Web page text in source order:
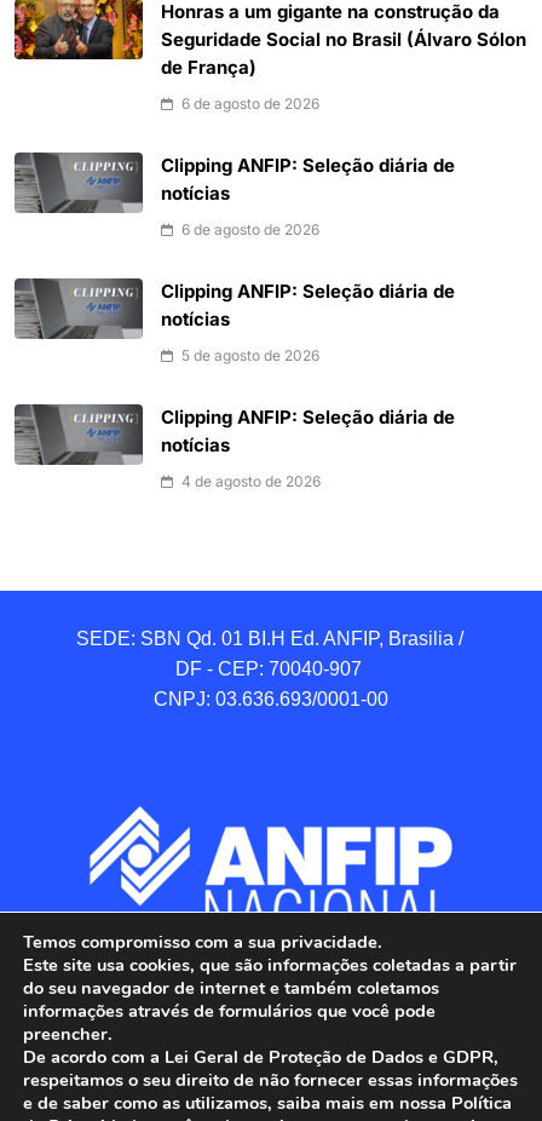
Honras a um gigante na construção da
Seguridade Social no Brasil (Álvaro Sólon
de França)
6 de agosto de 2026
Clipping ANFIP: Seleção diária de
notícias
6 de agosto de 2026
Clipping ANFIP: Seleção diária de
notícias
5 de agosto de 2026
Clipping ANFIP: Seleção diária de
notícias
4 de agosto de 2026
SEDE: SBN Qd. 01 BI.H Ed. ANFIP, Brasilia /
DF - CEP: 70040-907
CNPJ: 03.636.693/0001-00
Temos compromisso com a sua privacidade.
Este site usa cookies, que são informações coletadas a partir
do seu navegador de internet e também coletamos
informações através de formulários que você pode
preencher.
De acordo com a Lei Geral de Proteção de Dados e GDPR,
respeitamos o seu direito de não fornecer essas informações
e de saber como as utilizamos, saiba mais em nossa Política